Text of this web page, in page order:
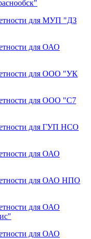
для МУП "ДЗ
для ОАО
для ООО "УК
для ООО "С7
для ГУП НСО
для ОАО
для ОАО НПО
для ОАО
для ОАО